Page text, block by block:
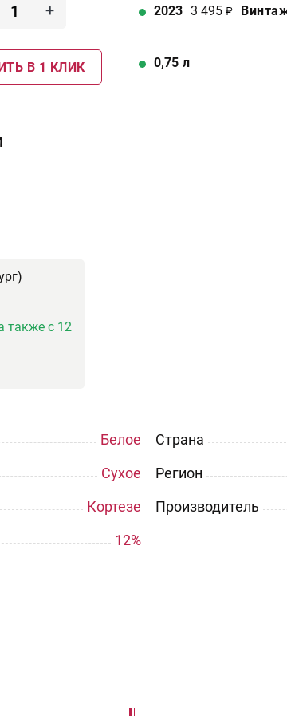
+
В 1 КЛИК
2023 3 495
0,75 л
также с 12
Белое
Сухое
Кортезе
12%
Страна
Регион
Производитель